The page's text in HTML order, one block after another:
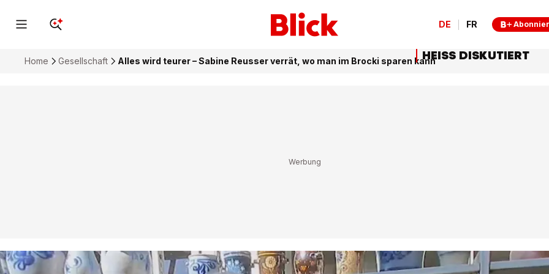
DE FR
Home Gesellschaft Alles wird teurer – Sabine Reusser verrät, wo man im Brocki sparen kannHEISS DISKUTIERT